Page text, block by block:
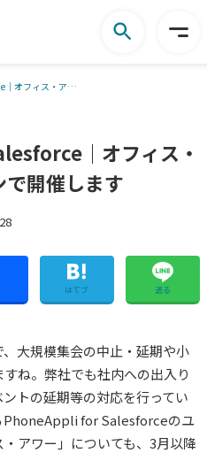
をオンラインで開催します
｜オフィス・
開催します
はてブ 送る
大規模集会の中止・延期や小
ね。弊社でも社内への出入り
トの延期等の対応を行ってい
PhoneAppli for Salesforceのユ
アワー」についても、3月以降